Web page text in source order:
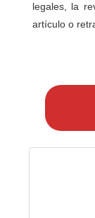
legales, la
artículo o
a